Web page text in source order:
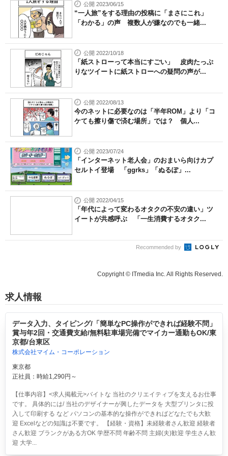
公開 2023/06/15
“一人旅”をする理由の投稿に「まさにこれ」
「わかる」の声 複数人が嫌なのでも一緒...
公開 2022/10/18
「紙ストローって本当にすごい」 皮肉たっぷ
りなツイートに紙ストローへの疑問の声が...
公開 2022/08/13
今のネットに必要なのは「半年ROM」より「コ
ケても擦り傷で済む場所」では？ 個人...
公開 2023/07/24
「インターネット老人会」のおまいら向けカプ
セルトイ登場 「ggrks」「ぬるぽ」...
公開 2022/04/15
「年代によって変わるオタクの不安の違い」ツ
イートが共感呼ぶ 「一生消費するオタク...
Recommended by
Copyright © ITmedia Inc. All Rights Reserved.
求人情報
データ入力、タイピング/「簡単なPC操作ができれば経験不問」
賞与年2回・交通費支給/無料駐車場完備でマイカー通勤もOK/東
京都/台東区
株式会社マイム・コーポレーション
東京都
正社員：時給1,290円～
【仕事内容】<求人掲載元>バイトな 当社のクリエイティブを支えるお仕事
です。 具体的には/ 当社のデザイナーが興したデータを 大型プリンタに投
入して印刷する など パソコンの基本的な操作ができればどなたでも大歓
迎 Excelなどの知識は不要です。 【経験・資格】未経験者さん歓迎 経験者
さん歓迎 ブランクがある方OK 学歴不問 年齢不問 主婦(夫)歓迎 学生さん歓
迎 大学...